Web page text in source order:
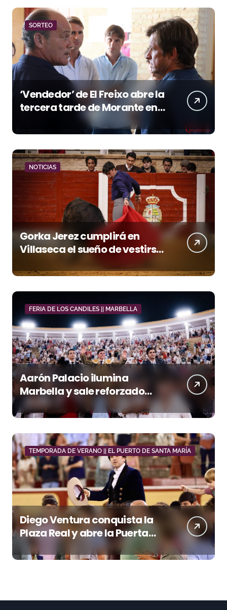
SORTEO
‘Vendedor’ de El Freixo abre la
tercera tarde de Morante en
la temporada portuense
NOTICIAS
Gorka Jerez cumplirá en
Villaseca el sueño de vestirse
de luces ante los suyos
FERIA DE LOS CANDILES || MARBELLA
Aarón Palacio ilumina
Marbella y sale reforzado
junto a Manzanares y
Morante
TEMPORADA DE VERANO || EL PUERTO DE SANTA MARÍA
Diego Ventura conquista la
Plaza Real y abre la Puerta
Grande en El Puerto